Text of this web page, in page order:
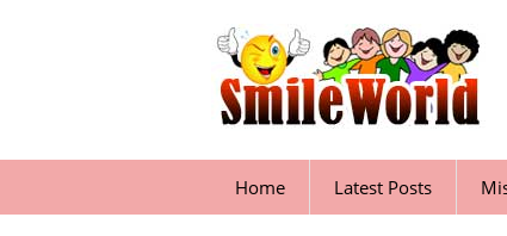
Home Latest Posts